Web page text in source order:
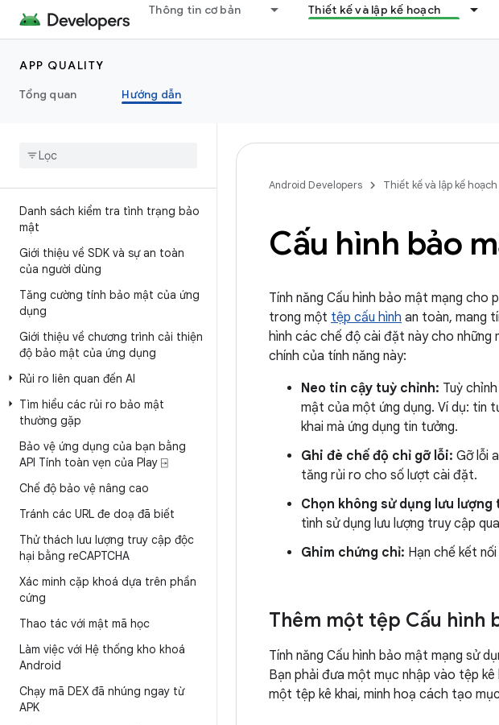
Thông tin cơ bản Thiết kế và lập kế hoạch
APP QUALITY
Tổng quan
Hướng dẫn
Danh sách kiểm tra tình trạng bảo
mật
Giới thiệu về SDK và sự an toàn
của người dùng
Tăng cường tính bảo mật của ứng
dụng
Giới thiệu về chương trình cải thiện
độ bảo mật của ứng dụng
Rủi ro liên quan đến AI
Tìm hiểu các rủi ro bảo mật
thường gặp
Bảo vệ ứng dụng của bạn bằng
API Tính toàn vẹn của Play ⍈
Chế độ bảo vệ nâng cao
Tránh các URL đe doạ đã biết
Thử thách lưu lượng truy cập độc
hại bằng reCAPTCHA
Xác minh cặp khoá dựa trên phần
cứng
Thao tác với mật mã học
Làm việc với Hệ thống kho khoá
Android
Chạy mã DEX đã nhúng ngay từ
APK
Android Developers Thiết kế và lập kế hoạch
Cấu hình bảo
Tính năng Cấu hình bảo mật mạng
trong một tệp cấu hình an toàn, mang
hình các chế độ cài đặt này cho những
chính của tính năng này:
Neo tin cậy tuỳ chỉnh: Tuỳ
mật của một ứng dụng. Ví dụ: tin
khai mà ứng dụng tin tưởng.
Ghi đè chế độ chỉ gỡ lỗi: Gỡ lỗi
tăng rủi ro cho số lượt cài đặt.
Chọn không sử dụng lưu
tình sử dụng lưu lượng truy cập
Ghim chứng chỉ: Hạn chế kết
Thêm một tệp Cấu hình
Tính năng Cấu hình bảo mật mạng sử
Bạn phải đưa một mục nhập vào tệp
một tệp kê khai, minh hoạ cách tạo